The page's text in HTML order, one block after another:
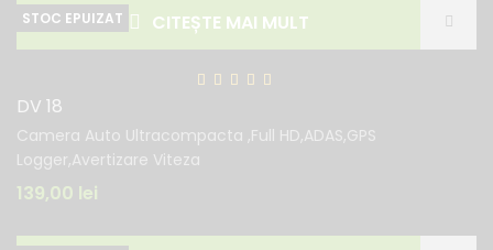
CITEȘTE MAI MULT
DV 18
Camera Auto Ultracompacta ,Full HD,ADAS,GPS
Logger,Avertizare Viteza
139,00 lei